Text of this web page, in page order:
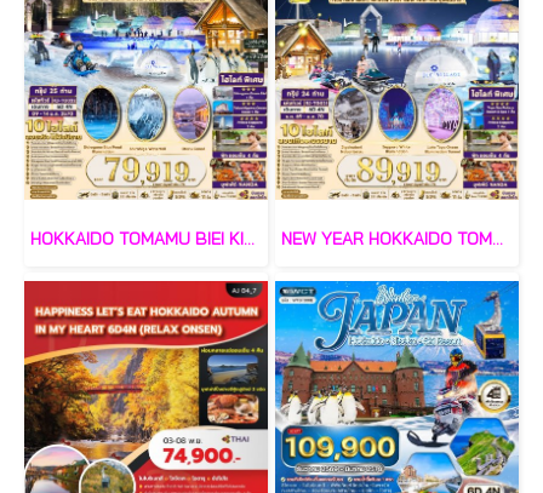
HOKKAIDO TOMAMU BIEI KIRORO SAPPORO 6 วัน 4 คืน-TG NEW YEAR HOKKAIDO TOMAMU TOYA KIRORO SAPPORO 6 วัน 4 คืน-TG